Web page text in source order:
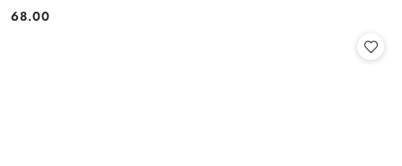
Cena:
68.00